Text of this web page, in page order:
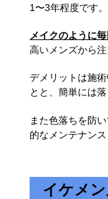
1〜3年程度です。
メイクのように
高いメンズから注
デメリットは施
とと、簡単には
また色落ちを防
的なメンテナンス
イケメ